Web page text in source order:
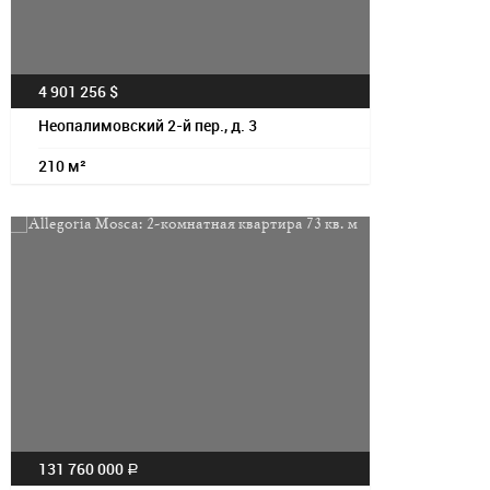
4 901 256 $
Неопалимовский 2-й пер., д. 3
210 м²
131 760 000 a